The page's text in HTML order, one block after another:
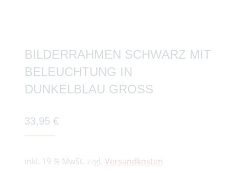
BILDERRAHMEN SCHWARZ MIT
BELEUCHTUNG IN
DUNKELBLAU GROSS
33,95 €
inkl. 19 % MwSt. zzgl. Versandkosten